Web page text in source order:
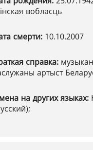
вобласць
смерти: 10.10.2007
справка:
артыст
на других языках: